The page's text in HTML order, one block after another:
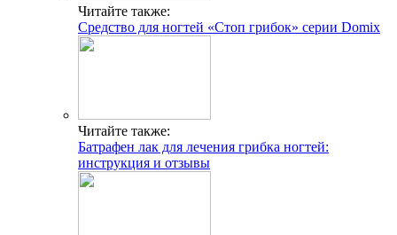
Читайте также:
Средство для ногтей «Стоп грибок» серии Domix
Читайте также:
Батрафен лак для лечения грибка ногтей:
инструкция и отзывы